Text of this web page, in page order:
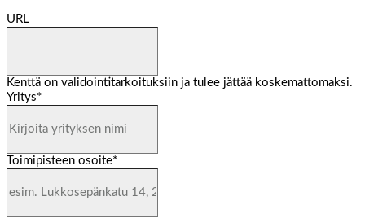
URL
Kenttä on validointitarkoituksiin ja tulee jättää koskemattomaksi.
Yritys*
Toimipisteen osoite*